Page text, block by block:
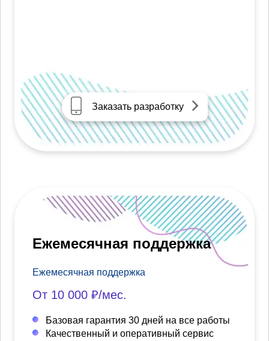
Заказать разработку
Ежемесячная поддержка
Ежемесячная поддержка
От 10 000 ₽/мес.
Базовая гарантия 30 дней на все работы
Качественный и оперативный сервис